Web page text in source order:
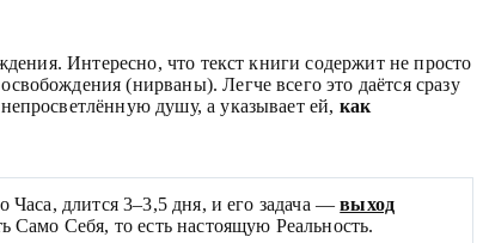
Интересно, что текст книги содержит не просто
(нирваны). Легче всего это даётся сразу
душу, а указывает ей, как
Часа, длится 3–3,5 дня, и его задача —выход
Само Себя, то есть настоящую Реальность.